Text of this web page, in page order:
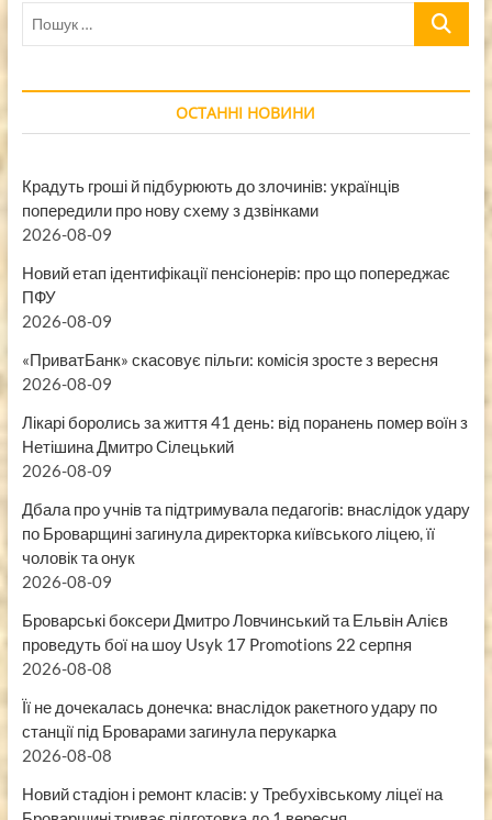
Пошук
ОСТАННІ НОВИНИ
Крадуть гроші й підбурюють до злочинів: українців
попередили про нову схему з дзвінками
2026-08-09
Новий етап ідентифікації пенсіонерів: про що попереджає
ПФУ
2026-08-09
«ПриватБанк» скасовує пільги: комісія зросте з вересня
2026-08-09
Лікарі боролись за життя 41 день: від поранень помер воїн з
Нетішина Дмитро Сілецький
2026-08-09
Дбала про учнів та підтримувала педагогів: внаслідок удару
по Броварщині загинула директорка київського ліцею, її
чоловік та онук
2026-08-09
Броварські боксери Дмитро Ловчинський та Ельвін Алієв
проведуть бої на шоу Usyk 17 Promotions 22 серпня
2026-08-08
Її не дочекалась донечка: внаслідок ракетного удару по
станції під Броварами загинула перукарка
2026-08-08
Новий стадіон і ремонт класів: у Требухівському ліцеї на